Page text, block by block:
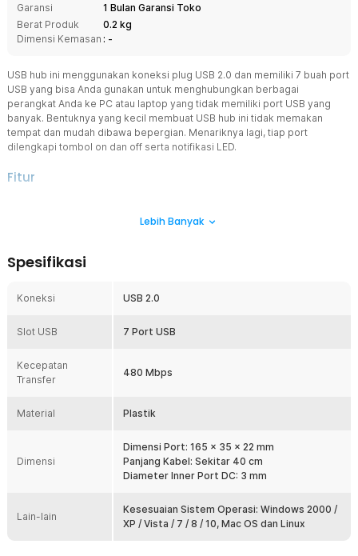
Garansi
1 Bulan Garansi Toko
Berat Produk
0.2 kg
Dimensi Kemasan : -
USB hub ini menggunakan koneksi plug USB 2.0 dan memiliki 7 buah port
USB yang bisa Anda gunakan untuk menghubungkan berbagai
perangkat Anda ke PC atau laptop yang tidak memiliki port USB yang
banyak. Bentuknya yang kecil membuat USB hub ini tidak memakan
tempat dan mudah dibawa bepergian. Menariknya lagi, tiap port
dilengkapi tombol on dan off serta notifikasi LED.
Fitur
USB hub memiliki 7 buah port USB. Anda dapat menambahkan 7
Tombol On/Off dan LED
dapat dimatikan atau dinyalakan sesuai kebutuhan. Menariknya lagi,
nyala lampu LED di bawah tombol.
Tidak perlu instalasi driver dan perangkat lunak lain. Anda cukup
menghubungkan USB hub dan bisa langsung digunakan untuk
dan sebagainya.
Terdapat sebuah port DC untuk menambah masukan tenaga pada
USB hub. Itu membuat USB hub dapat digunakan untuk
menghidupkan perangkat USB yang butuh daya besar seperti
Kelengkapan Produk
Lebih Banyak
Spesifikasi
Koneksi USB 2.0
Slot USB 7 Port USB
Kecepatan
Transfer
480 Mbps
Material Plastik
Dimensi
Dimensi Port: 165 x 35 x 22 mm
Panjang Kabel: Sekitar 40 cm
Diameter Inner Port DC: 3 mm
Lain-lain
Kesesuaian Sistem Operasi: Windows 2000 /
XP / Vista / 7 / 8 / 10, Mac OS dan Linux